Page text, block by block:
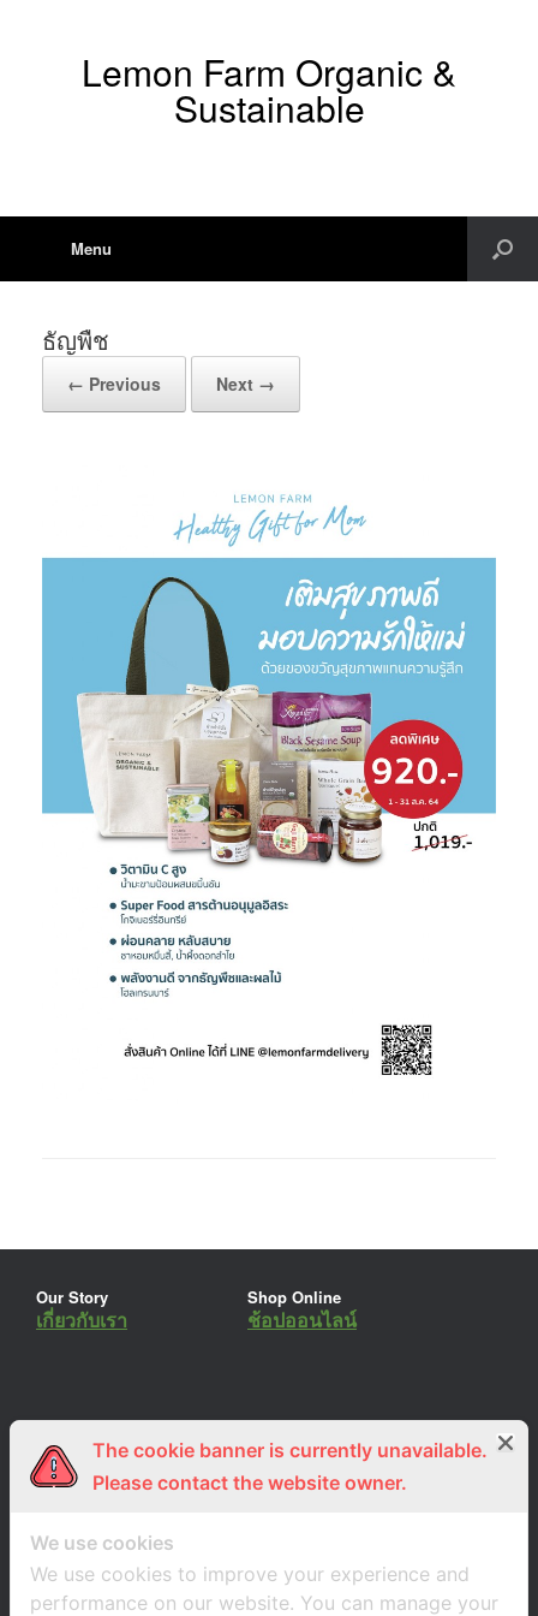
Lemon Farm Organic &
Sustainable
Menu
ธัญพืช
← Previous Next →
Our Story
เกี่ยวกับเรา
Shop Online
ช้อปออนไลน์
ร่วมงานกับเรา
สมัครงาน
Lemon Farm Cafe
ร้านอาหารอินทรีย์
The cookie banner is currently unavailable.
Please contact the website owner.
We use cookies
We use cookies to improve your experience and
performance on our website. You can manage your